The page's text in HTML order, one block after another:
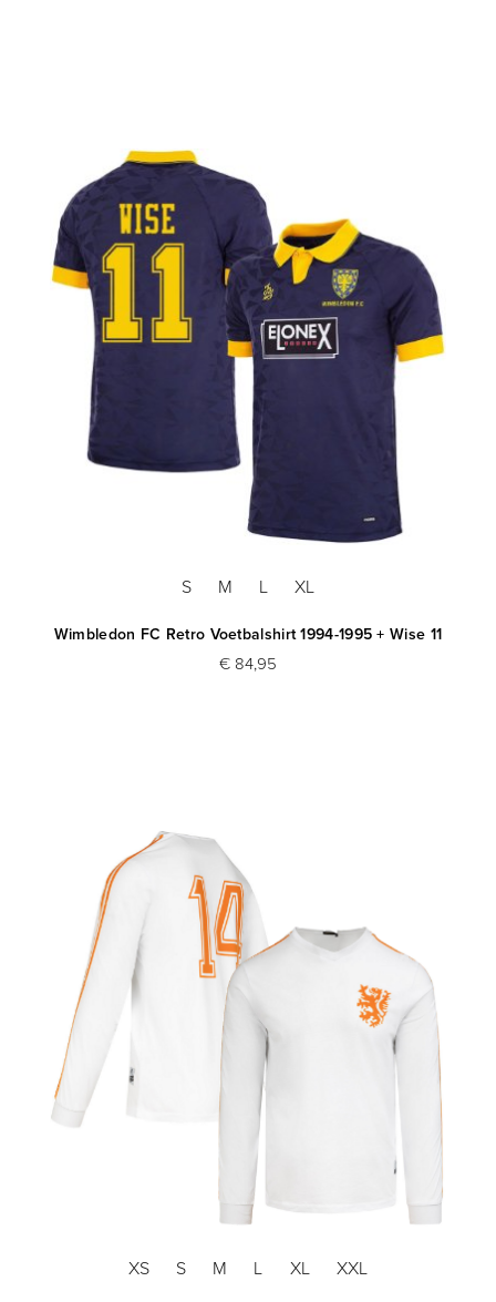
S M L XL
Wimbledon FC Retro Voetbalshirt 1994-1995 + Wise 11
€ 84,95
XS S M L XL XXL